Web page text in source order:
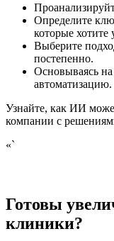
Определите
которые
Выберите
постепенно.
Основываясь
автоматизацию.
Узнайте, как ИИ
компании с
«`
Готовы
клиники?